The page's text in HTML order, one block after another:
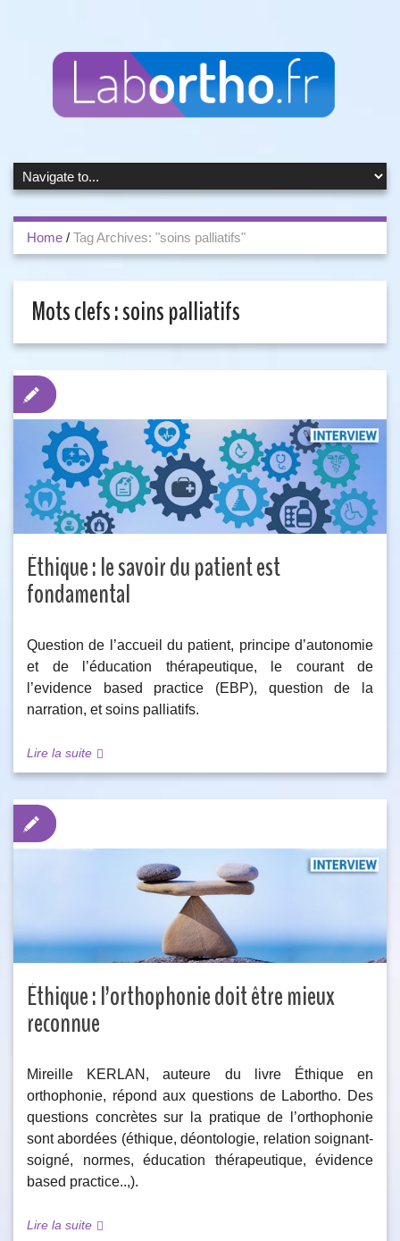
Home / Tag Archives: "soins palliatifs"
Mots clefs :soins palliatifs
Éthique : le savoir du patient est
fondamental
Question de l’accueil du patient, principe d’autonomie
et de l’éducation thérapeutique, le courant de
l’evidence based practice (EBP), question de la
narration, et soins palliatifs.
Lire la suite
Éthique : l’orthophonie doit être mieux
reconnue
Mireille KERLAN, auteure du livre Éthique en
orthophonie, répond aux questions de Labortho. Des
questions concrètes sur la pratique de l’orthophonie
sont abordées (éthique, déontologie, relation soignant-
soigné, normes, éducation thérapeutique, évidence
based practice..,).
Lire la suite